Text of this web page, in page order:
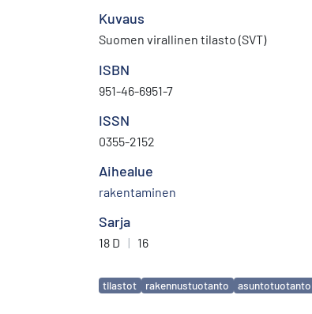
Kuvaus
Suomen virallinen tilasto (SVT)
ISBN
951-46-6951-7
ISSN
0355-2152
Aihealue
rakentaminen
Sarja
18 D | 16
Avainsanat
tilastot rakennustuotanto asuntotuotanto